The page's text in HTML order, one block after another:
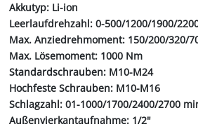
Akkutyp: Li-ion
Leerlaufdrehzahl: 0-500/1200/1900/
Max. Anziedrehmoment: 150/200/320/
Max. Lösemoment: 1000 Nm
Standardschrauben: M10-M24
Hochfeste Schrauben: M10-M16
Schlagzahl: 01-1000/1700/2400/2700
Außenvierkantaufnahme: 1/2"